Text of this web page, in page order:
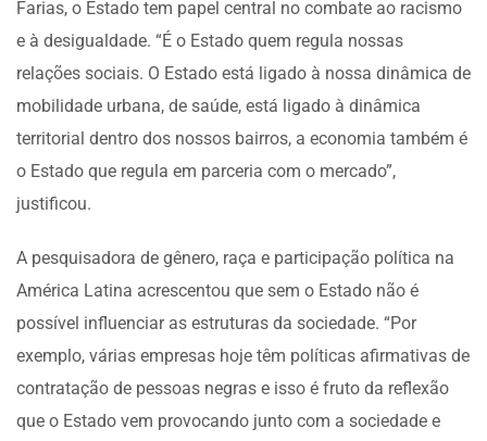
Farias, o Estado tem papel central no combate ao racismo
e à desigualdade. “É o Estado quem regula nossas
relações sociais. O Estado está ligado à nossa dinâmica de
mobilidade urbana, de saúde, está ligado à dinâmica
territorial dentro dos nossos bairros, a economia também é
o Estado que regula em parceria com o mercado”,
justificou.
A pesquisadora de gênero, raça e participação política na
América Latina acrescentou que sem o Estado não é
possível influenciar as estruturas da sociedade. “Por
exemplo, várias empresas hoje têm políticas afirmativas de
contratação de pessoas negras e isso é fruto da reflexão
que o Estado vem provocando junto com a sociedade e